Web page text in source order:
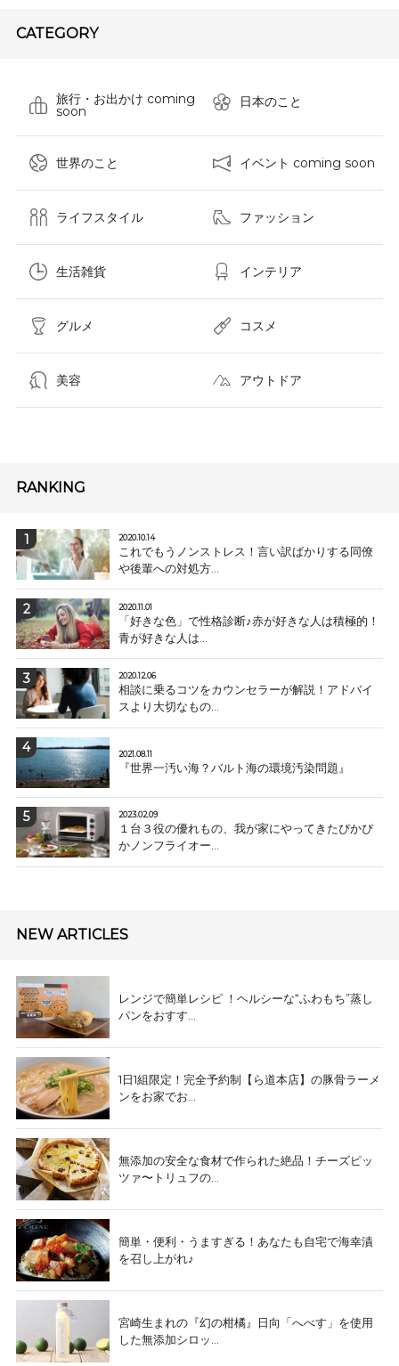
CATEGORY
旅行・お出かけ coming
soon
日本のこと
世界のこと イベント coming soon
ライフスタイル ファッション
生活雑貨 インテリア
グルメ コスメ​
美容 アウトドア
RANKING
2020.10.14
これでもうノンストレス！言い訳ばかりする同僚
や後輩への対処方...
2020.11.01
「好きな色」で性格診断♪赤が好きな人は積極的！
青が好きな人は...
2020.12.06
相談に乗るコツをカウンセラーが解説！アドバイ
スより大切なもの...
2021.08.11
『世界一汚い海？バルト海の環境汚染問題』
2023.02.09
１台３役の優れもの、我が家にやってきたぴかぴ
かノンフライオー...
NEW ARTICLES
レンジで簡単レシピ ！ヘルシーな“ふわもち”蒸し
パンをおすす...
1日1組限定！完全予約制【ら道本店】の豚骨ラーメ
ンをお家でお...
無添加の安全な食材で作られた絶品！チーズピッ
ツァ〜トリュフの...
簡単・便利・うますぎる！あなたも自宅で海幸漬
を召し上がれ♪
宮崎生まれの『幻の柑橘』日向「へべす」を使用
した無添加シロッ...